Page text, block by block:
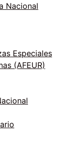
Nacional
Especiales
(AFEUR)